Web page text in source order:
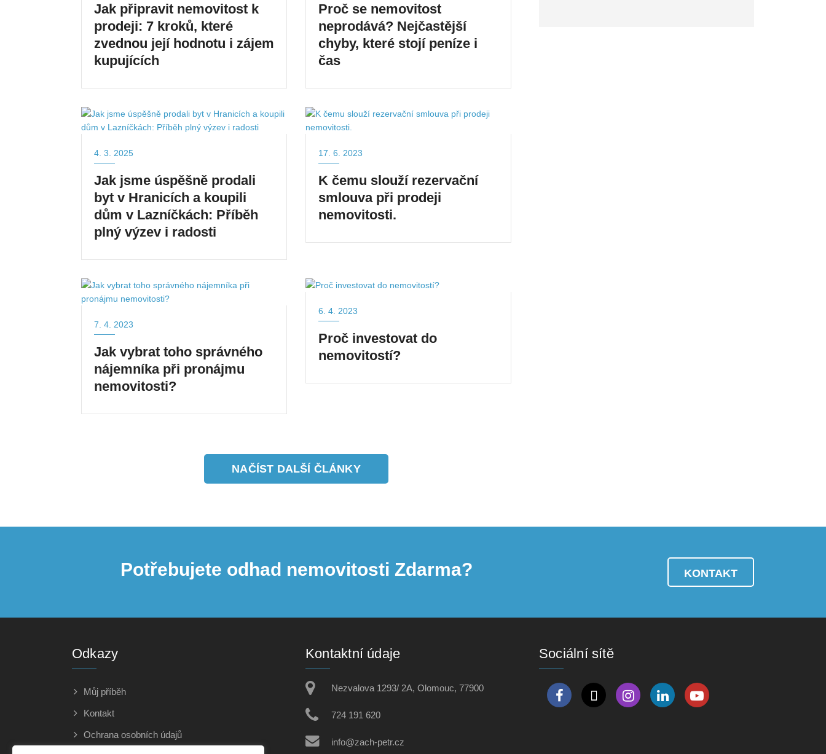
Jak připravit nemovitost k
prodeji: 7 kroků, které
zvednou její hodnotu i zájem
kupujících
Proč se nemovitost
neprodává? Nejčastější
chyby, které stojí peníze i
čas
4. 3. 2025
Jak jsme úspěšně prodali
byt v Hranicích a koupili
dům v Lazníčkách: Příběh
plný výzev i radosti
17. 6. 2023
K čemu slouží rezervační
smlouva při prodeji
nemovitosti.
7. 4. 2023
Jak vybrat toho správného
nájemníka při pronájmu
nemovitosti?
6. 4. 2023
Proč investovat do
nemovitostí?
NAČÍST DALŠÍ ČLÁNKY
Potřebujete odhad nemovitosti Zdarma? KONTAKT
Odkazy
Můj příběh
Kontakt
Ochrana osobních údajů
Kontaktní údaje
Nezvalova 1293/ 2A, Olomouc, 77900
724 191 620
info@zach-petr.cz
Sociální sítě